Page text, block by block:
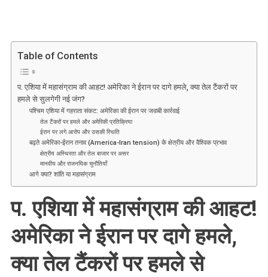
हमले,
टैंकरों
हमले
सुलगेगी
Table of Contents
प. एशिया में महासंग्राम की आहट! अमेरिका ने ईरान पर दागे हमले, क्या तेल टैंकरों पर
हमले से सुलगेगी नई जंग?
पश्चिम एशिया में गहराता संकट: अमेरिका की ईरान पर जवाबी कार्रवाई
तेल टैंकरों पर हमले और अमेरिकी प्रतिक्रिया
ईरान पर लगे आरोप और उसकी स्थिति
बढ़ते अमेरिका-ईरान तनाव (America-Iran tension) के क्षेत्रीय और वैश्विक प्रभाव
क्षेत्रीय अस्थिरता और तेल बाजार पर असर
मानवीय और राजनयिक चुनौतियाँ
आगे क्या? शांति या महासंग्राम
प. एशिया में महासंग्राम की आहट!
अमेरिका ने ईरान पर दागे हमले,
क्या तेल टैंकरों पर हमले से